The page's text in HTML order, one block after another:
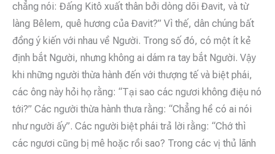
chẳng nói: Đấng Kitô xuất thân bởi dòng dõi Đavit, và từ
làng Bêlem, quê hương của Đavit?” Vì thế, dân chúng bất
đồng ý kiến với nhau về Người. Trong số đó, có một ít kẻ
định bắt Người, nhưng không ai dám ra tay bắt Người. Vậy
khi những người thừa hành đến với thượng tế và biệt phái,
các ông này hỏi họ rằng: “Tại sao các ngươi không điệu nó
tới?” Các người thừa hành thưa rằng: “Chẳng hề có ai nói
như người ấy”. Các người biệt phái trả lời rằng: “Chớ thì
các ngươi cũng bị mê hoặc rồi sao? Trong các vị thủ lãnh